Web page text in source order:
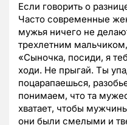
Если говорить о
Часто современные
мужья ничего не
трехлетним
«Сыночка, посиди, я
ходи. Не прыгай. Ты
поцарапаешься,
понимаем, что та
хватает, чтобы
они были смелыми и